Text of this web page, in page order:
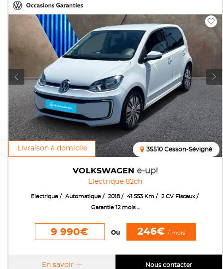
Livraison à domicile
VOLKSWAGEN e-up!
Electrique 82ch
35510 Cesson-Sévigné
Electrique Automatique 2018 41 553 Km
2 CV Fiscaux
Garantie 12 mois ...
9 990€ Ou 246€ / mois
En savoir Nous contacter